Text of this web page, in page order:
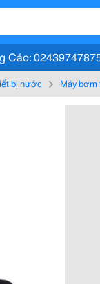
Cáo:
bị nước Máy